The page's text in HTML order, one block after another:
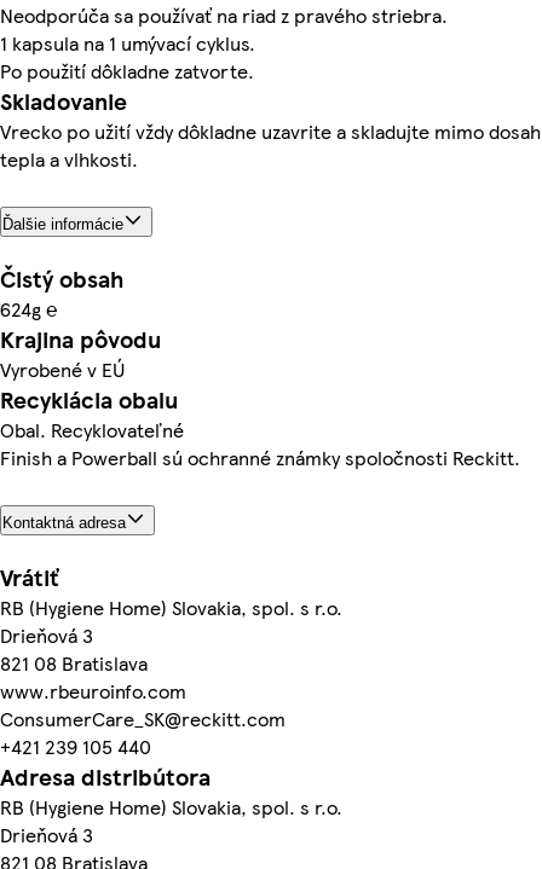
Neodporúča sa používať na riad z pravého striebra.
1 kapsula na 1 umývací cyklus.
Po použití dôkladne zatvorte.
Skladovanie
Vrecko po užití vždy dôkladne uzavrite a skladujte mimo
tepla a vlhkosti.
Ďalšie informácie
Čistý obsah
624g ℮
Krajina pôvodu
Vyrobené v EÚ
Recyklácia obalu
Obal. Recyklovateľné
Finish a Powerball sú ochranné známky spoločnosti Reckitt.
Kontaktná adresa
Vrátiť
RB (Hygiene Home) Slovakia, spol. s r.o.
Drieňová 3
821 08 Bratislava
www.rbeuroinfo.com
ConsumerCare_SK@reckitt.com
+421 239 105 440
Adresa distribútora
RB (Hygiene Home) Slovakia, spol. s r.o.
Drieňová 3
821 08 Bratislava